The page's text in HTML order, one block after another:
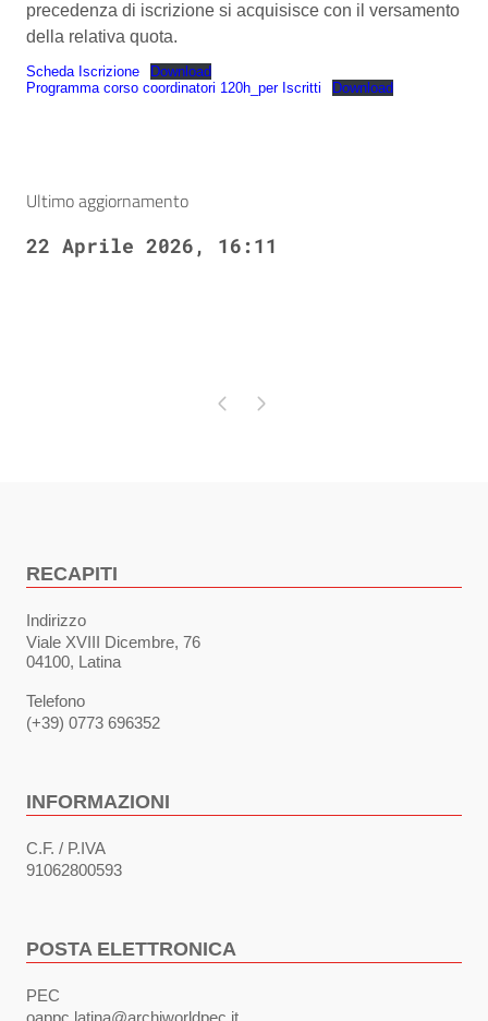
precedenza di iscrizione si acquisisce con il versamento
della relativa quota.
Scheda Iscrizione
Download
Programma corso coordinatori 120h_per Iscritti
Download
Ultimo aggiornamento
22 Aprile 2026, 16:11
Pagina precedente
Pagina successiva
RECAPITI
Indirizzo
Viale XVIII Dicembre, 76
04100, Latina
Telefono
(+39) 0773 696352
INFORMAZIONI
C.F. / P.IVA
91062800593
POSTA ELETTRONICA
PEC
oappc.latina@archiworldpec.it